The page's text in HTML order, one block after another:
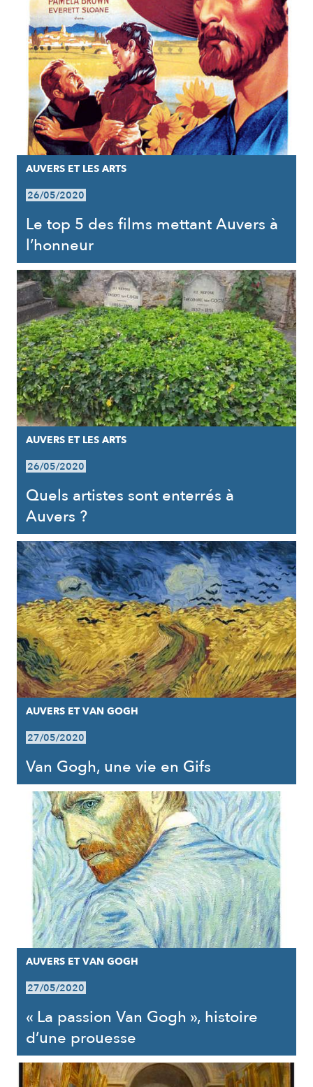
AUVERS ET LES ARTS
26/05/2020
Le top 5 des films mettant Auvers à
l’honneur
AUVERS ET LES ARTS
26/05/2020
Quels artistes sont enterrés à
Auvers ?
AUVERS ET VAN GOGH
27/05/2020
Van Gogh, une vie en Gifs
AUVERS ET VAN GOGH
27/05/2020
« La passion Van Gogh », histoire
d’une prouesse